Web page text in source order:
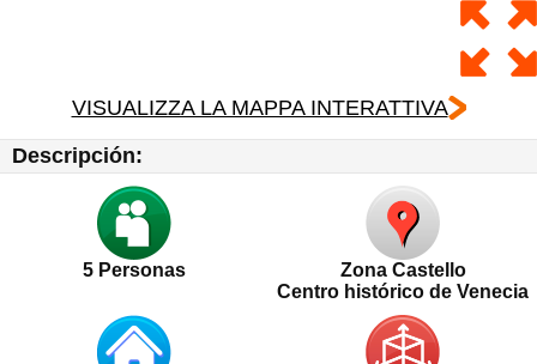
VISUALIZZA LA MAPPA INTERATTIVA
Descripción:
5 Personas
Zona Castello
Centro histórico de Venecia